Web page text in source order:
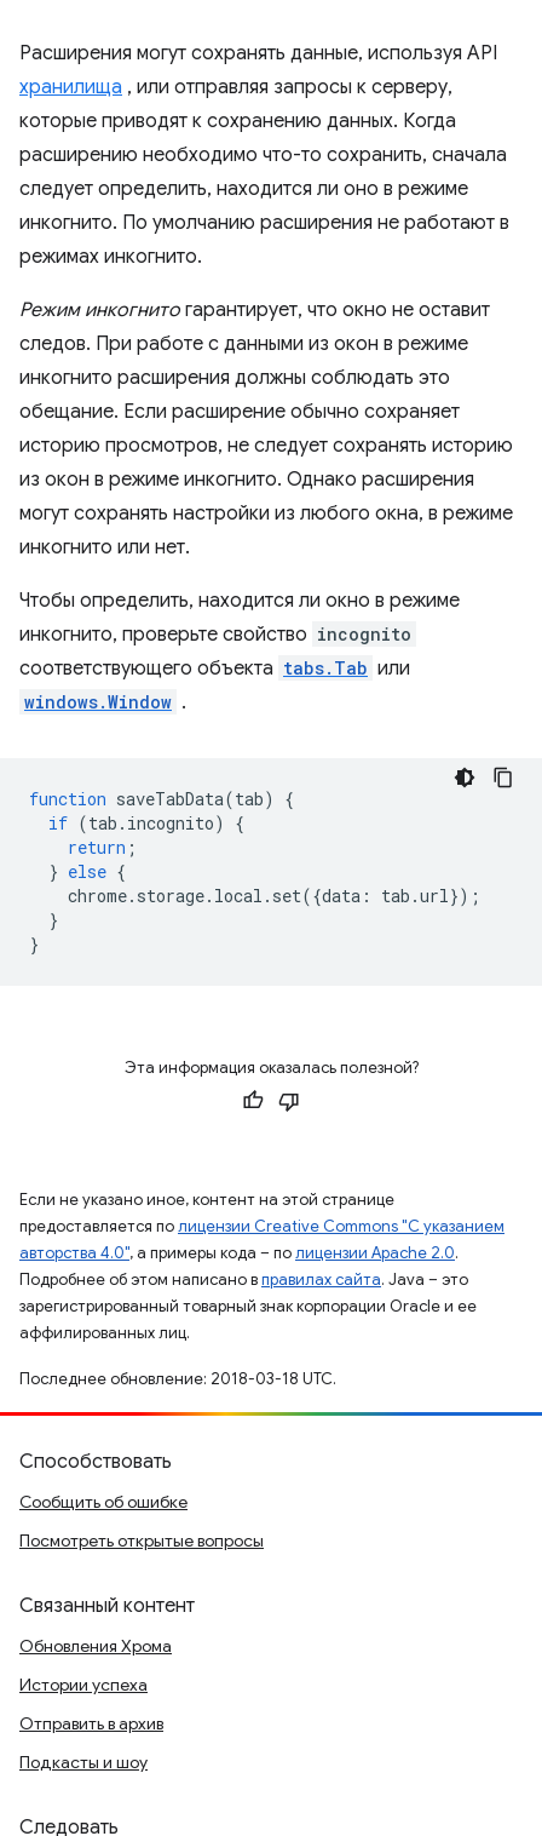
Расширения могут сохранять данные, используя API
хранилища , или отправляя запросы к серверу,
которые приводят к сохранению данных. Когда
расширению необходимо что-то сохранить, сначала
следует определить, находится ли оно в режиме
инкогнито. По умолчанию расширения не работают в
режимах инкогнито.
Режим инкогнито гарантирует, что окно не оставит
следов. При работе с данными из окон в режиме
инкогнито расширения должны соблюдать это
обещание. Если расширение обычно сохраняет
историю просмотров, не следует сохранять историю
из окон в режиме инкогнито. Однако расширения
могут сохранять настройки из любого окна, в режиме
инкогнито или нет.
Чтобы определить, находится ли окно в режиме
инкогнито, проверьте свойство incognito
соответствующего объекта tabs.Tab или
windows.Window .
function saveTabData(tab)
{
if (tab . incognito)
{
return ;
} else {
chrome. storage. local . set({data : tab .url});
}
}
Эта информация оказалась полезной?
Если не указано иное, контент на этой странице
предоставляется полицензии Creative Commons "С указанием
авторства 4.0", а примеры кода – полицензии Apache 2.0.
Подробнее об этом написано вправилах сайта. Java – это
зарегистрированный товарный знак корпорации Oracle и ее
аффилированных лиц.
Последнее обновление: 2018-03-18 UTC.
Способствовать
Сообщить об ошибке
Посмотреть открытые вопросы
Связанный контент
Обновления Хрома
Истории успеха
Отправить в архив
Подкасты и шоу
Следовать